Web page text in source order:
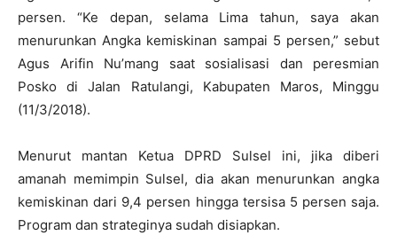
persen. “Ke depan, selama Lima tahun, saya akan
menurunkan Angka kemiskinan sampai 5 persen,” sebut
Agus Arifin Nu’mang saat sosialisasi dan peresmian
Posko di Jalan Ratulangi, Kabupaten Maros, Minggu
(11/3/2018).
Menurut mantan Ketua DPRD Sulsel ini, jika diberi
amanah memimpin Sulsel, dia akan menurunkan angka
kemiskinan dari 9,4 persen hingga tersisa 5 persen saja.
Program dan strateginya sudah disiapkan.